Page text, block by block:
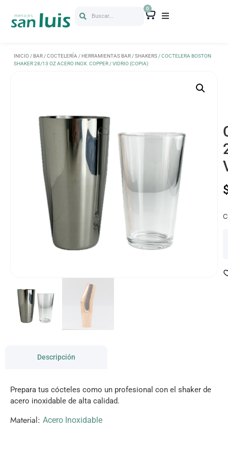
Buscar...
0
INICIO /BAR /COCTELERÍA /HERRAMIENTAS BAR /SHAKERS / COCTELERA BOSTON
SHAKER 28/13 OZ ACERO INOX. COPPER / VIDRIO (COPIA)
Descripción
Prepara tus cócteles como un profesional con el shaker de
acero inoxidable de alta calidad.
Material: Acero Inoxidable